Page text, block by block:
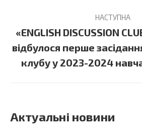
НАСТУПНА
Next
«ENGLISH DISCUSSION
відбулося перше
клубу у 2023-2024
Актуальні новини